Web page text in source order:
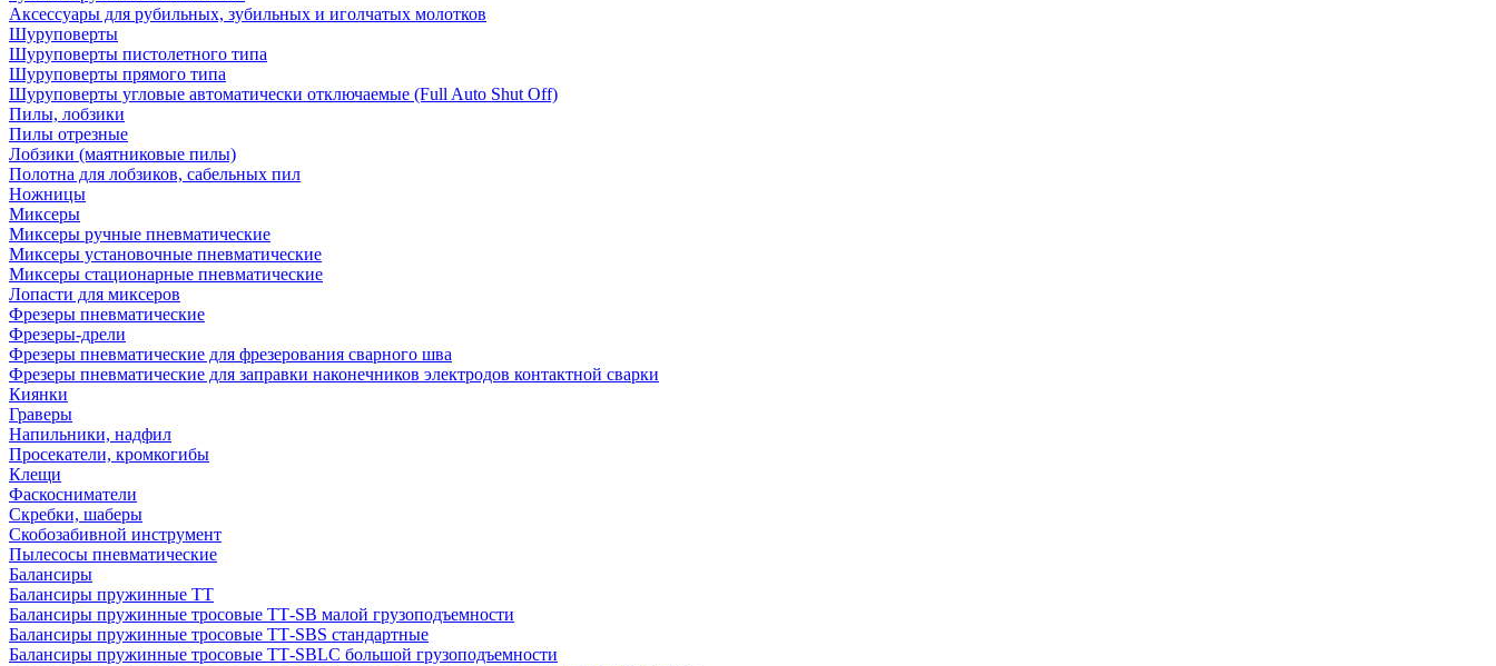
Аксессуары для рубильных, зубильных и иголчатых молотков
Шуруповерты
Шуруповерты пистолетного типа
Шуруповерты прямого типа
Шуруповерты угловые автоматически отключаемые (Full Auto Shut Off)
Пилы, лобзики
Пилы отрезные
Лобзики (маятниковые пилы)
Полотна для лобзиков, сабельных пил
Ножницы
Миксеры
Миксеры ручные пневматические
Миксеры установочные пневматические
Миксеры стационарные пневматические
Лопасти для миксеров
Фрезеры пневматические
Фрезеры-дрели
Фрезеры пневматические для фрезерования сварного шва
Фрезеры пневматические для заправки наконечников электродов контактной сварки
Киянки
Граверы
Напильники, надфил
Просекатели, кромкогибы
Клещи
Фаскосниматели
Скребки, шаберы
Скобозабивной инструмент
Пылесосы пневматические
Балансиры
Балансиры пружинные TT
Балансиры пружинные тросовые ТТ-SB малой грузоподъемности
Балансиры пружинные тросовые ТТ-SBS стандартные
Балансиры пружинные тросовые ТТ-SBLC большой грузоподъемности